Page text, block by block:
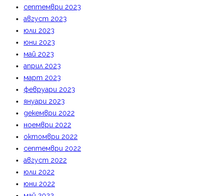
септември 2023
август 2023
юли 2023
юни 2023
май 2023
април 2023
март 2023
февруари 2023
януари 2023
декември 2022
ноември 2022
октомври 2022
септември 2022
август 2022
юли 2022
юни 2022